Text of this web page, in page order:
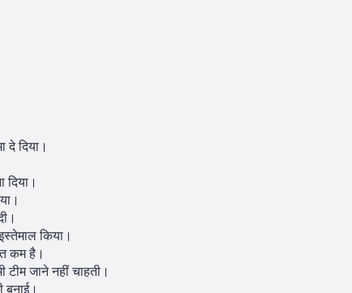
दे दिया।
किया।
कम है।
जाने नहीं चाहती।
बनाई।